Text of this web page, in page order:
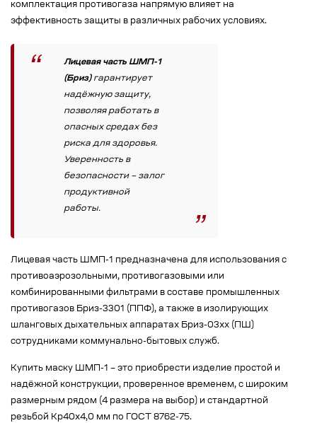
комплектация противогаза напрямую влияет на
эффективность защиты в различных рабочих условиях.
Лицевая часть ШМП-1
(Бриз)гарантирует
надёжную защиту,
позволяя работать в
опасных средах без
риска для здоровья.
Уверенность в
безопасности – залог
продуктивной
работы.
Лицевая часть ШМП-1 предназначена для использования с
противоаэрозольными, противогазовыми или
комбинированными фильтрами в составе промышленных
противогазов Бриз-3301 (ППФ), а также в изолирующих
шланговых дыхательных аппаратах Бриз-03xx (ПШ)
сотрудниками коммунально-бытовых служб.
Купить маску ШМП-1 – это приобрести изделие простой и
надёжной конструкции, проверенное временем, с широким
размерным рядом (4 размера на выбор) и стандартной
резьбой Кр40х4,0 мм по ГОСТ 8762-75.